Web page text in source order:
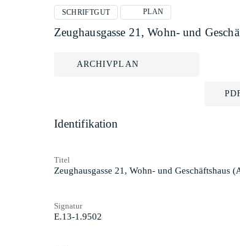
SCHRIFTGUT PLAN
Zeughausgasse 21, Wohn- und
ARCHIVPLAN
Identifikation
Titel
Zeughausgasse 21, Wohn- und Geschäftshaus
Signatur
E.13-1.9502